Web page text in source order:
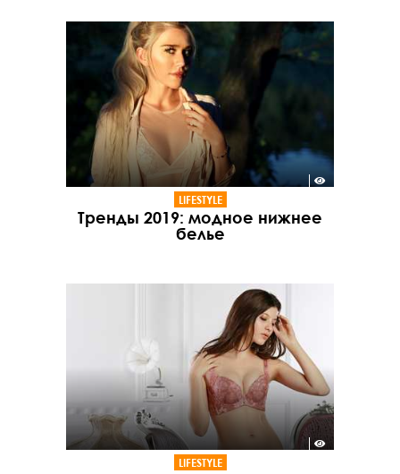
LIFESTYLE
Тренды 2019: модное нижнее
белье
LIFESTYLE